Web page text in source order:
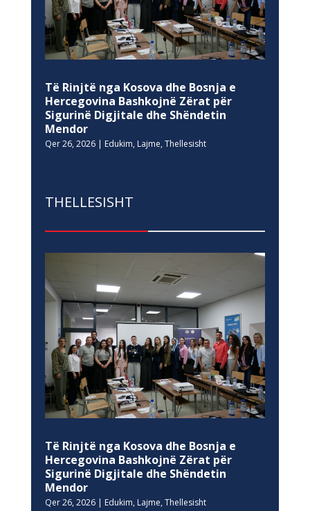
Të Rinjtë nga Kosova dhe Bosnja e
Hercegovina Bashkojnë Zërat për
Sigurinë Digjitale dhe Shëndetin
Mendor
Qer 26, 2026| Edukim, Lajme, Thellesisht
THELLESISHT
Të Rinjtë nga Kosova dhe Bosnja e
Hercegovina Bashkojnë Zërat për
Sigurinë Digjitale dhe Shëndetin
Mendor
Qer 26, 2026| Edukim, Lajme, Thellesisht